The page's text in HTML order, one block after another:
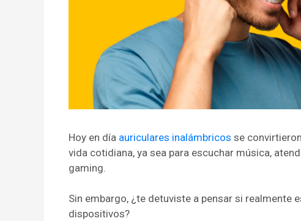
Hoy en día auriculares inalámbricos se
vida cotidiana, ya sea para escuchar música,
gaming.
Sin embargo, ¿te detuviste a pensar si realmente
dispositivos?